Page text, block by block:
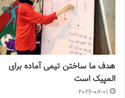
هدف ما ساختن تیمی آماده برای
المپیک است
2026-08-01